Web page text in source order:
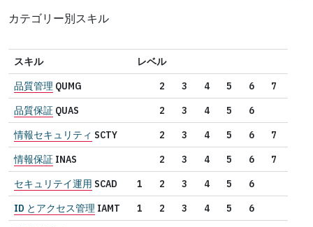
カテゴリー別スキル
スキル
レベル
品質管理 QUMG 2 3 4 5 6
7
品質保証 QUAS 2 3 4 5
6
情報セキュリティ SCTY 2 3 4 5 6
7
情報保証 INAS 2 3 4 5 6
7
セキュリテイ運用 SCAD 1 2 3 4 5
6
ID とアクセス管理 IAMT 1 2 3 4 5
6